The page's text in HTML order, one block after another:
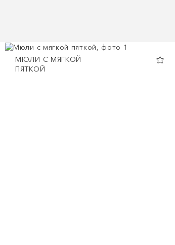
МЮЛИ С МЯГКОЙ
ПЯТКОЙ